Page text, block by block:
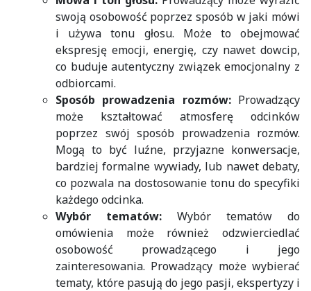
swoją osobowość poprzez sposób w jaki mówi
i używa tonu głosu. Może to obejmować
ekspresję emocji, energię, czy nawet dowcip,
co buduje autentyczny związek emocjonalny z
odbiorcami.
Sposób prowadzenia rozmów:Prowadzący
może kształtować atmosferę odcinków
poprzez swój sposób prowadzenia rozmów.
Mogą to być luźne, przyjazne konwersacje,
bardziej formalne wywiady, lub nawet debaty,
co pozwala na dostosowanie tonu do specyfiki
każdego odcinka.
Wybór tematów: Wybór tematów do
omówienia może również odzwierciedlać
osobowość prowadzącego i jego
zainteresowania. Prowadzący może wybierać
tematy, które pasują do jego pasji, ekspertyzy i